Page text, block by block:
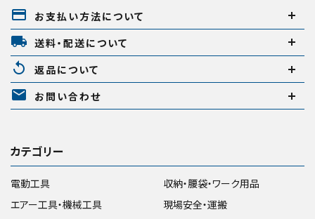
payment お支払い方法について
local_shipping 送料・配送について
replay 返品について
mail お問い合わせ
カテゴリー
電動工具
エアー工具・機械工具
収納・腰袋・ワーク用品
現場安全・運搬